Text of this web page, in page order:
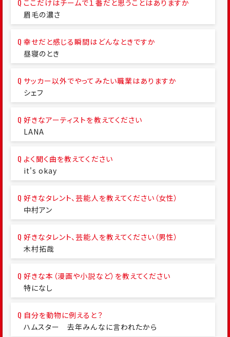
ここだけはチームで１番だと思うことはありますか
眉毛の濃さ
幸せだと感じる瞬間はどんなときですか
昼寝のとき
サッカー以外でやってみたい職業はありますか
シェフ
好きなアーティストを教えてください
LANA
よく聞く曲を教えてください
it's okay
好きなタレント、芸能人を教えてください（女性）
中村アン
好きなタレント、芸能人を教えてください（男性）
木村拓哉
好きな本（漫画や小説など）を教えてください
特になし
自分を動物に例えると？
ハムスター 去年みんなに言われたから